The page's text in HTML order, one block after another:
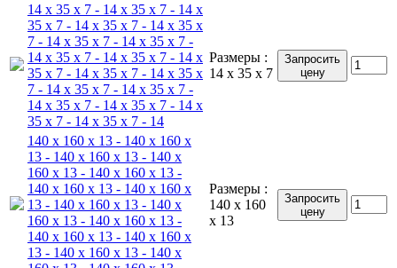
14 x 35 x 7 - 14 x 35 x 7 - 14 x
35 x 7 - 14 x 35 x 7 - 14 x 35 x
7 - 14 x 35 x 7 - 14 x 35 x 7 -
14 x 35 x 7 - 14 x 35 x 7 - 14 x
35 x 7 - 14 x 35 x 7 - 14 x 35 x
7 - 14 x 35 x 7 - 14 x 35 x 7 -
14 x 35 x 7 - 14 x 35 x 7 - 14 x
35 x 7 - 14 x 35 x 7 - 14
Размеры :
14 x 35 x 7
Запросить
цену
140 x 160 x 13 - 140 x 160 x
13 - 140 x 160 x 13 - 140 x
160 x 13 - 140 x 160 x 13 -
140 x 160 x 13 - 140 x 160 x
13 - 140 x 160 x 13 - 140 x
160 x 13 - 140 x 160 x 13 -
140 x 160 x 13 - 140 x 160 x
13 - 140 x 160 x 13 - 140 x
Размеры :
140 x 160
x 13
Запросить
цену